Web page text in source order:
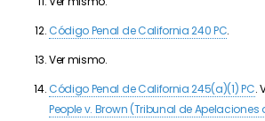
Código Penal de California 240 PC.
Ver mismo.
Código Penal de California 245(a)(1) PC.
People v. Brown (Tribunal de Apelaciones